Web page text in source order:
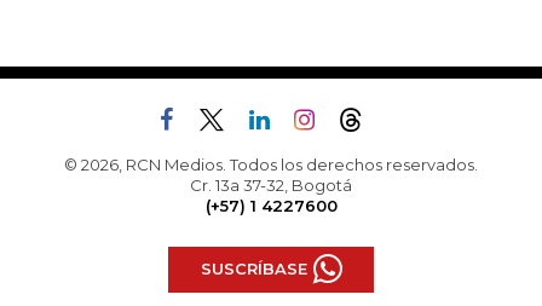
© 2026, RCN Medios. Todos los derechos reservados.
Cr. 13a 37-32, Bogotá
(+57) 1 4227600
SUSCRÍBASE